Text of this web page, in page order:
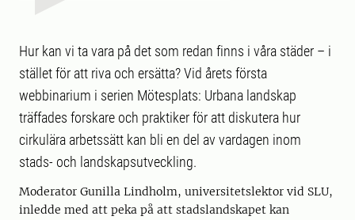
Hur kan vi ta vara på det som redan finns i våra städer – i
stället för att riva och ersätta? Vid årets första
webbinarium i serien Mötesplats: Urbana landskap
träffades forskare och praktiker för att diskutera hur
cirkulära arbetssätt kan bli en del av vardagen inom
stads- och landskapsutveckling.
Moderator Gunilla Lindholm, universitetslektor vid SLU,
inledde med att peka på att stadslandskapet kan